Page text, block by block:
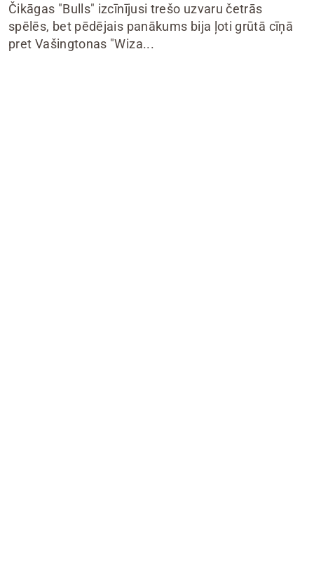
Čikāgas "Bulls" izcīnījusi trešo uzvaru četrās
spēlēs, bet pēdējais panākums bija ļoti grūtā cīņā
pret Vašingtonas "Wiza...